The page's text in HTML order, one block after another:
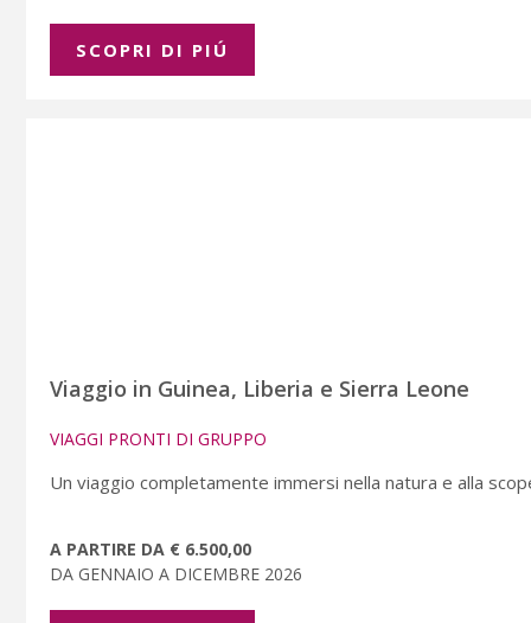
SCOPRI DI PIÚ
Viaggio in Guinea, Liberia e Sierra Leone
VIAGGI PRONTI DI GRUPPO
Un viaggio completamente immersi nella natura e alla
A PARTIRE DA € 6.500,00
DA GENNAIO A DICEMBRE 2026